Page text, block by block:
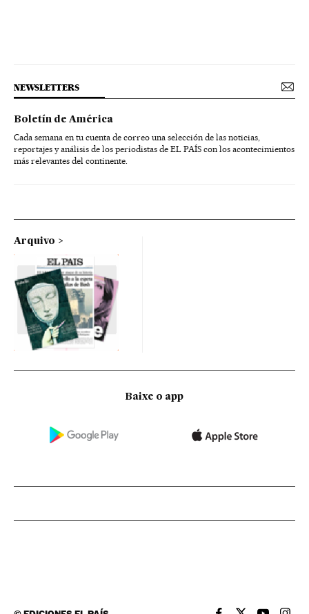
NEWSLETTERS
Boletín de América
Cada semana en tu cuenta de correo una selección de las noticias,
reportajes y análisis de los periodistas de EL PAÍS con los acontecimientos
más relevantes del continente.
Arquivo
Baixe o app